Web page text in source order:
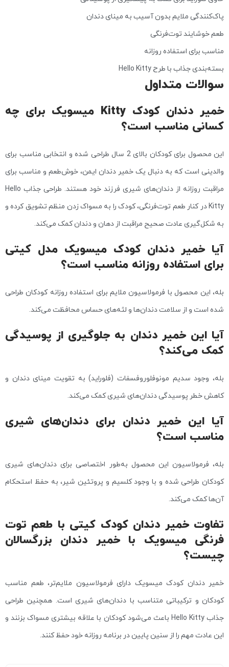
پاک‌کنندگی ملایم بدون آسیب به مینای دندان
طعم خوشایند توت‌فرنگی
مناسب برای استفاده روزانه
بسته‌بندی جذاب با طرح Hello Kitty
سوالات متداول
خمیر دندان کودک Kitty میسویک برای چه
کسانی مناسب است؟
این محصول برای کودکان بالای 2 سال طراحی شده و انتخابی مناسب برای
والدینی است که به دنبال یک خمیر دندان ایمن، خوش‌طعم و مناسب برای
مراقبت روزانه از دندان‌های شیری فرزند خود هستند. طراحی جذاب Hello
Kitty در کنار طعم توت‌فرنگی، کودک را به مسواک زدن منظم تشویق کرده و
به شکل‌گیری عادت صحیح مراقبت از دهان و دندان کمک می‌کند.
آیا خمیر دندان کودک میسویک مدل کیتی
برای استفاده روزانه مناسب است؟
بله، این محصول با فرمولاسیون ملایم برای استفاده روزانه کودکان طراحی
شده است و از سلامت دندان‌ها و لثه‌های حساس محافظت می‌کند.
آیا این خمیر دندان به جلوگیری از پوسیدگی
کمک می‌کند؟
بله، وجود سدیم مونوفلوروفسفات (فلوراید) به تقویت مینای دندان و
کاهش خطر پوسیدگی دندان‌های شیری کمک می‌کند.
آیا این خمیر دندان برای دندان‌های شیری
مناسب است؟
بله، فرمولاسیون این محصول به‌طور اختصاصی برای دندان‌های شیری
کودکان طراحی شده و با وجود کلسیم و پروتئین شیر، به حفظ استحکام
آن‌ها کمک می‌کند.
تفاوت خمیر دندان کودک کیتی با طعم توت
فرنگی میسویک با خمیر دندان بزرگسالان
چیست؟
خمیر دندان کودک میسویک دارای فرمولاسیون ملایم‌تر، طعم مناسب
کودکان و ترکیباتی متناسب با دندان‌های شیری است. همچنین طراحی
جذاب Hello Kitty باعث می‌شود کودکان با علاقه بیشتری مسواک بزنند و
این عادت مهم را از سنین پایین در برنامه روزانه خود حفظ کنند.